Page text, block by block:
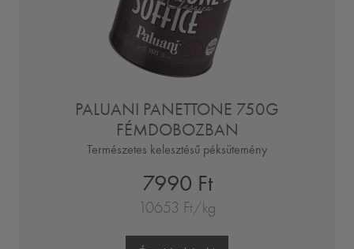
PALUANI PANETTONE 750G
FÉMDOBOZBAN
Természetes kelesztésű péksütemény
7990 Ft
10653 Ft/kg